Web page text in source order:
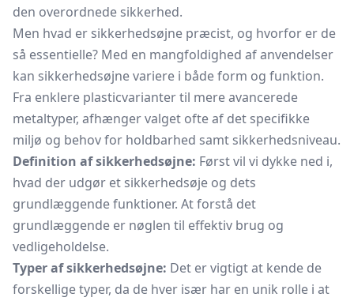
den overordnede sikkerhed.
Men hvad er sikkerhedsøjne præcist, og hvorfor er de
så essentielle? Med en mangfoldighed af anvendelser
kan sikkerhedsøjne variere i både form og funktion.
Fra enklere plasticvarianter til mere avancerede
metaltyper, afhænger valget ofte af det specifikke
miljø og behov for holdbarhed samt sikkerhedsniveau.
Definition af sikkerhedsøjne: Først vil vi dykke ned i,
hvad der udgør et sikkerhedsøje og dets
grundlæggende funktioner. At forstå det
grundlæggende er nøglen til effektiv brug og
vedligeholdelse.
Typer af sikkerhedsøjne: Det er vigtigt at kende de
forskellige typer, da de hver især har en unik rolle i at